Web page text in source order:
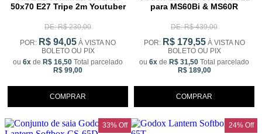
50x70 E27 Tripe 2m Youtuber
DE: R$ 230,00
POR: R$ 94,05 À VISTA NO
BOLETO OU PIX
ou 6x de R$ 16,50 Total parcelado
R$ 99,00
COMPRAR
para MS60Bi & MS60R
DE: R$ 439,00
POR: R$ 179,55À VISTA NO
BOLETO OU PIX
ou 6x de R$ 31,50 Total parcelado
R$ 189,00
COMPRAR
33% Off 24% Off